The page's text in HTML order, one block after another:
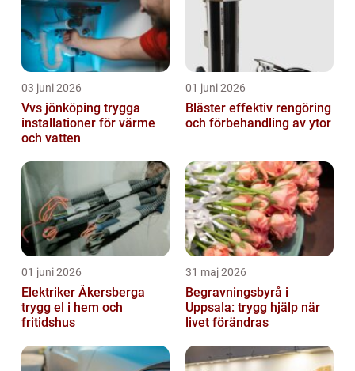
03 juni 2026
Vvs jönköping trygga
installationer för värme
och vatten
01 juni 2026
Bläster effektiv rengöring
och förbehandling av ytor
01 juni 2026
Elektriker Åkersberga
trygg el i hem och
fritidshus
31 maj 2026
Begravningsbyrå i
Uppsala: trygg hjälp när
livet förändras